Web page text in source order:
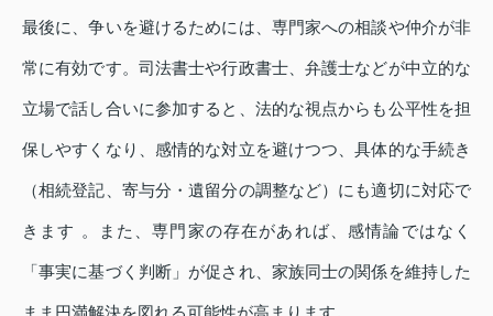
最後に、争いを避けるためには、専門家への相談や仲介が非
常に有効です。司法書士や行政書士、弁護士などが中立的な
立場で話し合いに参加すると、法的な視点からも公平性を担
保しやすくなり、感情的な対立を避けつつ、具体的な手続き
（相続登記、寄与分・遺留分の調整など）にも適切に対応で
きます 。また、専門家の存在があれば、感情論ではなく
「事実に基づく判断」が促され、家族同士の関係を維持した